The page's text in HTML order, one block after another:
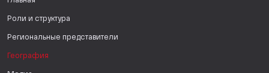
Роли и структура
Региональные представители
География